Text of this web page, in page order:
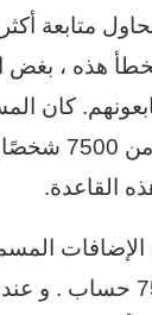
هذه ، بغض
كان
يتابعون
القاعدة.
انستقرام هي 7500